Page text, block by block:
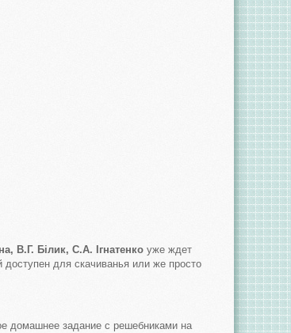
В.Г. Білик, С.А. Ігнатенко уже ждет
для скачиванья или же просто
домашнее задание с решебниками на